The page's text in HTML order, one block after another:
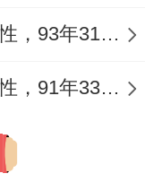
1993年属鸡人2024年运势男性，93年31岁属鸡男2024年每月运程怎么样
1991年属羊人2024年运势男性，91年33岁属羊男2024年每月运程怎么样